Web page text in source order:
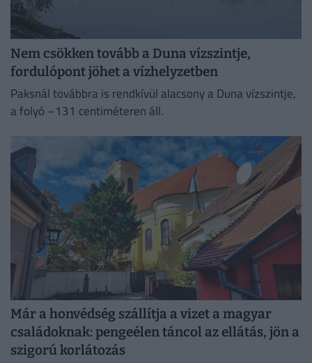
Nem csökken tovább a Duna vízszintje,
fordulópont jöhet a vízhelyzetben
Paksnál továbbra is rendkívül alacsony a Duna vízszintje,
a folyó –131 centiméteren áll.
Már a honvédség szállítja a vizet a magyar
családoknak: pengeélen táncol az ellátás, jön a
szigorú korlátozás